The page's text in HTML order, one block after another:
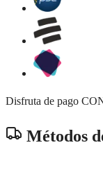
Disfruta de pago
Métodos